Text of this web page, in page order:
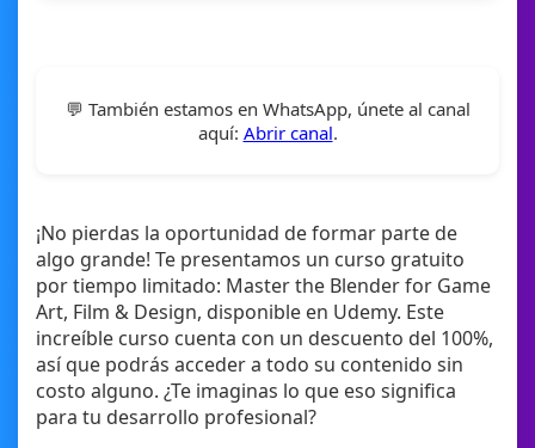
💬 También estamos en WhatsApp, únete al canal
aquí: Abrir canal.
¡No pierdas la oportunidad de formar parte de
algo grande! Te presentamos un curso gratuito
por tiempo limitado: Master the Blender for Game
Art, Film & Design, disponible en Udemy. Este
increíble curso cuenta con un descuento del 100%,
así que podrás acceder a todo su contenido sin
costo alguno. ¿Te imaginas lo que eso significa
para tu desarrollo profesional?